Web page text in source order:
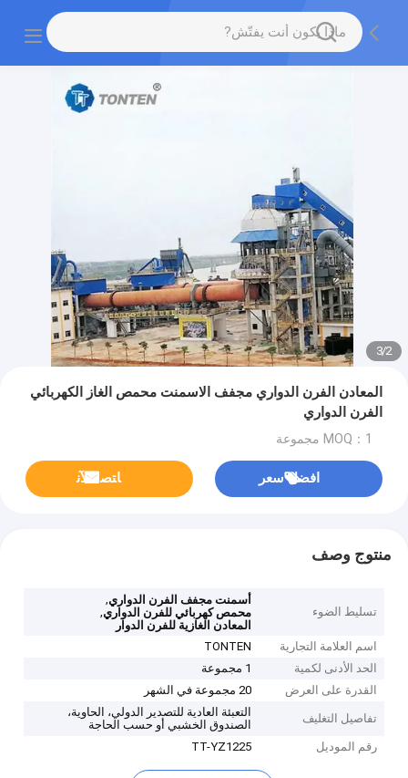
2
/
3
المعادن الفرن الدواري مجفف الاسمنت محمص الغاز الكهربائي
الفرن الدواري
MOQ：1 مجموعة
افضل سعر ﺎﺘﺼﻟ ﺍﻶﻧ
منتوج وصف
تسليط الضوء
أسمنت مجفف الفرن الدواري,
محمص كهربائي للفرن الدواري,
المعادن الغازية للفرن الدوار
اسم العلامة التجارية
TONTEN
الحد الأدنى لكمية
1 مجموعة
القدرة على العرض
20 مجموعة في الشهر
تفاصيل التغليف
التعبئة العادية للتصدير الدولي، الحاوية،
الصندوق الخشبي أو حسب الحاجة
رقم الموديل
TT-YZ1225